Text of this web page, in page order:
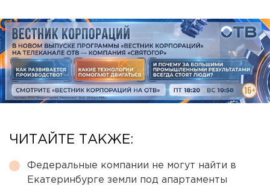
ЧИТАЙТЕ ТАКЖЕ:
Федеральные компании не могут найти в
Екатеринбурге земли под апартаменты